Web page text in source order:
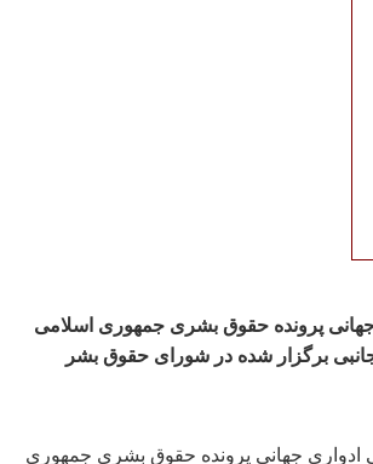
پرونده حقوق بشری جمهوری اسلامی
برگزار شده در شورای حقوق بشر
ادواری جهانی پرونده حقوق بشری جمهوری